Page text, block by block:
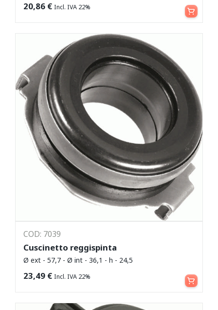
20,86 € Incl. IVA 22% Leggi tutto
COD: 7039
Cuscinetto reggispinta
Ø ext - 57,7 - Ø int - 36,1 - h - 24,5
23,49 € Incl. IVA 22% Leggi tutto